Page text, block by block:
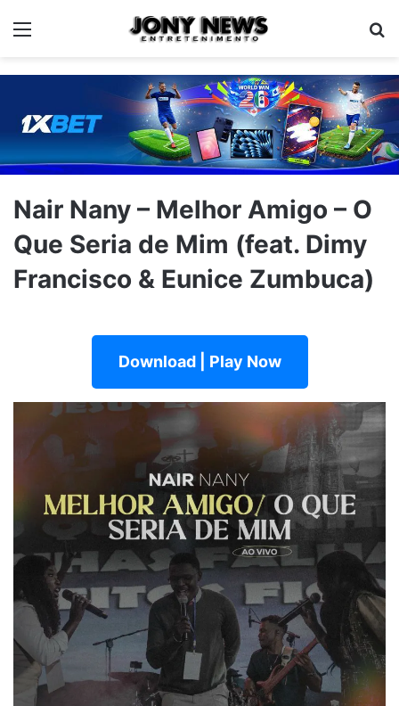
Menu
Nair Nany – Melhor Amigo – O
Que Seria de Mim (feat. Dimy
Francisco & Eunice Zumbuca)
Download | Play Now